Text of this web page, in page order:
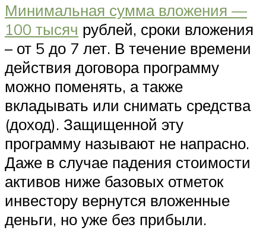
Минимальная сумма вложения —
100 тысяч рублей, сроки вложения
– от 5 до 7 лет. В течение времени
действия договора программу
можно поменять, а также
вкладывать или снимать средства
(доход). Защищенной эту
программу называют не напрасно.
Даже в случае падения стоимости
активов ниже базовых отметок
инвестору вернутся вложенные
деньги, но уже без прибыли.